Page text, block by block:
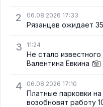
2 06.08.2026 17:33
Рязанцев ожидает
3 11:24
Не стало
Валентина Евкина
4 06.08.2026 17:10
Платные парковки
возобновят работу